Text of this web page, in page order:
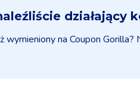
działający
na Coupon